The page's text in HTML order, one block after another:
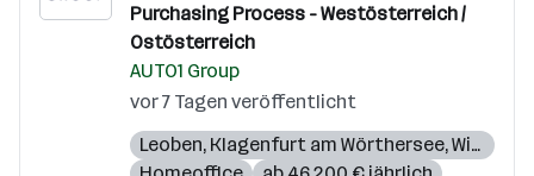
Purchasing Process - Westösterreich /
Ostösterreich
AUTO1 Group
vor 7 Tagen veröffentlicht
Leoben, Klagenfurt am Wörthersee,Wien ,